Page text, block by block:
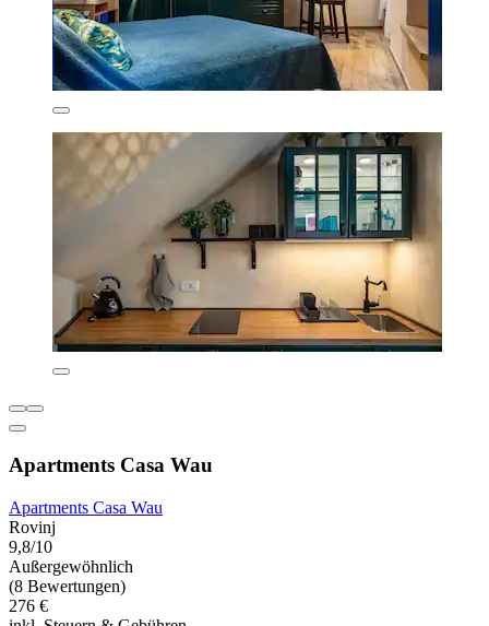
Apartments Casa Wau
Apartments Casa Wau
Rovinj
9,8/10
Außergewöhnlich
(8 Bewertungen)
276 €